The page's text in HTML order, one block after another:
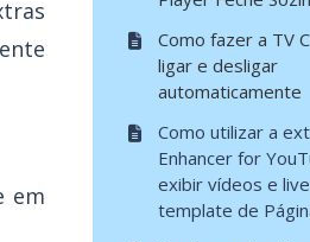
Como fazer a TV
ligar e desligar
automaticamente
Como utilizar a
Enhancer for
exibir vídeos e
template de
em